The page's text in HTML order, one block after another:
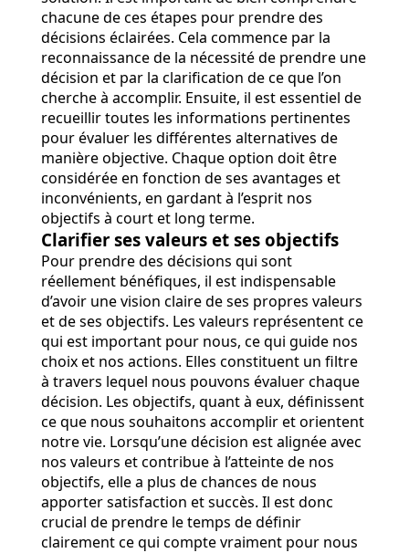
chacune de ces étapes pour prendre des
décisions éclairées. Cela commence par la
reconnaissance de la nécessité de prendre une
décision et par la clarification de ce que l’on
cherche à accomplir. Ensuite, il est essentiel de
recueillir toutes les informations pertinentes
pour évaluer les différentes alternatives de
manière objective. Chaque option doit être
considérée en fonction de ses avantages et
inconvénients, en gardant à l’esprit nos
objectifs à court et long terme.
Clarifier ses valeurs et ses objectifs
Pour prendre des décisions qui sont
réellement bénéfiques, il est indispensable
d’avoir une vision claire de ses propres valeurs
et de ses objectifs. Les valeurs représentent ce
qui est important pour nous, ce qui guide nos
choix et nos actions. Elles constituent un filtre
à travers lequel nous pouvons évaluer chaque
décision. Les objectifs, quant à eux, définissent
ce que nous souhaitons accomplir et orientent
notre vie. Lorsqu’une décision est alignée avec
nos valeurs et contribue à l’atteinte de nos
objectifs, elle a plus de chances de nous
apporter satisfaction et succès. Il est donc
crucial de prendre le temps de définir
clairement ce qui compte vraiment pour nous